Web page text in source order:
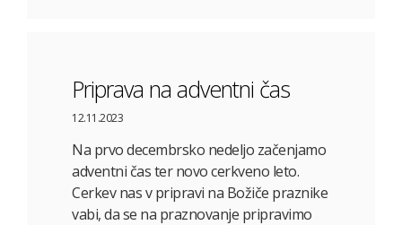
Priprava na adventni čas
12.11.2023
Na prvo decembrsko nedeljo začenjamo
adventni čas ter novo cerkveno leto.
Cerkev nas v pripravi na Božiče praznike
vabi, da se na praznovanje pripravimo